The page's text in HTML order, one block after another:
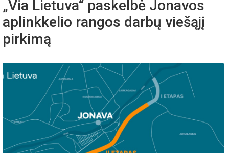
„Via Lietuva“ paskelbė Jonavos
aplinkkelio rangos darbų viešąjį
pirkimą